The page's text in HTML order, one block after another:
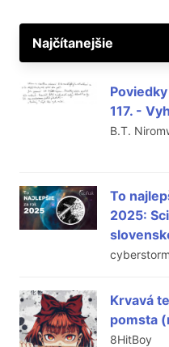
Najčítanejšie
117. -
B.T.
To
2025:
cyberstorm
Krvavá
pomsta
8HitBoy